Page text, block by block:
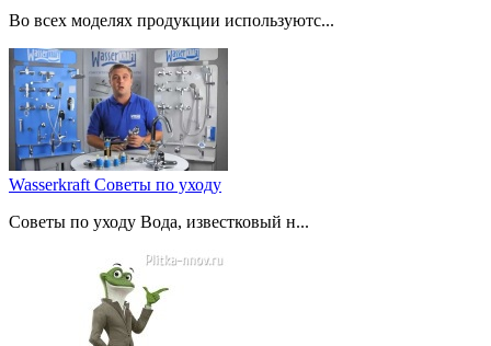
Во всех моделях продукции используютс...
Wasserkraft Советы по уходу
Советы по уходу Вода, известковый н...